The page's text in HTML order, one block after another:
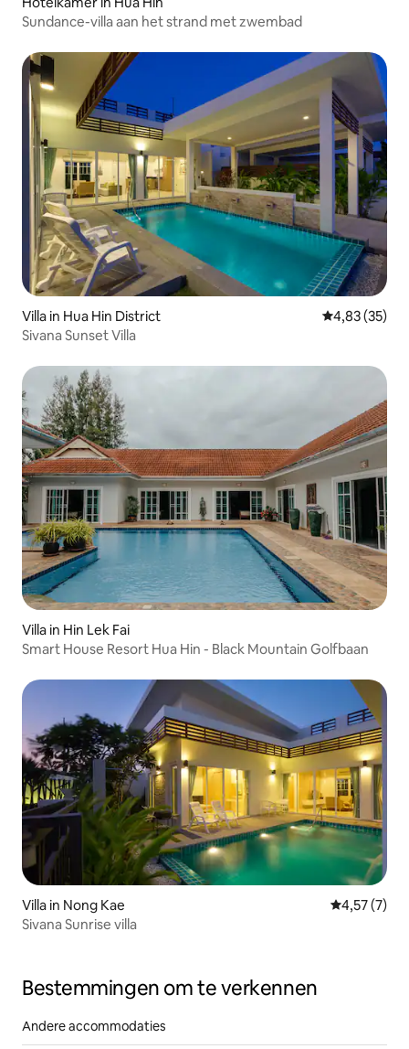
Sundance-villa aan het strand met zwembad
Villa in Hua Hin District Gemiddelde
4,83 (35)
Sivana Sunset Villa
Villa in Hin Lek Fai
Smart House Resort Hua Hin - Black Mountain Golfbaan
Villa in Nong Kae
4,57 (7)
Sivana Sunrise villa
Bestemmingen om te verkennen
Andere accommodaties